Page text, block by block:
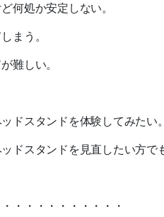
何処か安定しない。
まう。
難しい。
ドスタンドを体験してみたい。
ドスタンドを見直したい方で
・・・・・・・・・・